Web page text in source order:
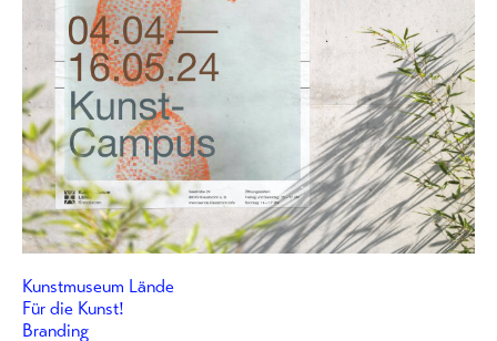
Kunstmuseum Lände
Für die Kunst!
Branding